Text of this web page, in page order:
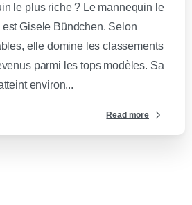
le plus riche ? Le mannequin le
Gisele Bündchen. Selon
elle domine les classements
parmi les tops modèles. Sa
environ...
Read more